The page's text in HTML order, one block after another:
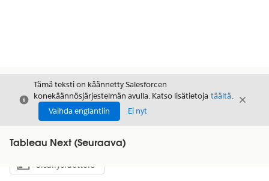
Sulje
Tämä teksti on käännetty Salesforcen
konekäännösjärjestelmän avulla. Katso lisätietoja täältä.
Vaihda englantiin
Ei nyt
Sulje
Tableau Next (Seuraava)
Näytä sisällysluettelo
Sisällysluettelo